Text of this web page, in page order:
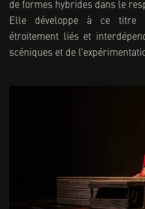
de formes hybrides dans le
Elle développe à ce titre
étroitement liés et
scéniques et de
La création et la